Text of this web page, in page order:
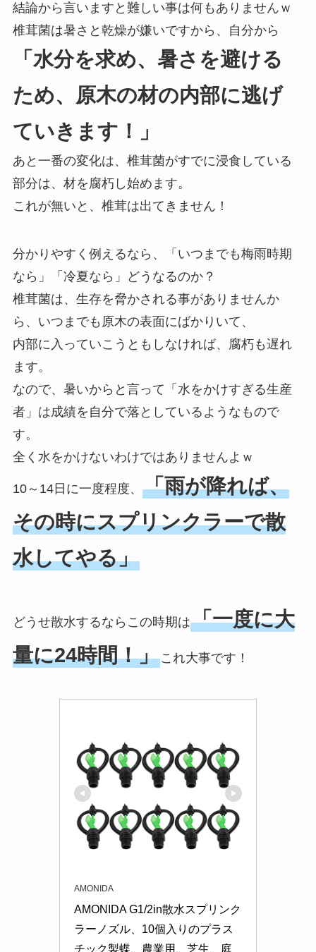
結論から言いますと難しい事は何もありませんｗ
椎茸菌は暑さと乾燥が嫌いですから、自分から
「水分を求め、暑さを避ける
ため、原木の材の内部に逃げ
ていきます！」
あと一番の変化は、椎茸菌がすでに浸食している
部分は、材を腐朽し始めます。
これが無いと、椎茸は出てきません！
分かりやすく例えるなら、「いつまでも梅雨時期
なら」「冷夏なら」どうなるのか？
椎茸菌は、生存を脅かされる事がありませんか
ら、いつまでも原木の表面にばかりいて、
内部に入っていこうともしなければ、腐朽も遅れ
ます。
なので、暑いからと言って「水をかけすぎる生産
者」は成績を自分で落としているようなもので
す。
全く水をかけないわけではありませんよｗ
10～14日に一度程度、 「雨が降れば、
その時にスプリンクラーで散
水してやる」
どうせ散水するならこの時期は「一度に大
量に24時間！」これ大事です！
AMONIDA
AMONIDA G1/2in散水スプリンク
ラーノズル、10個入りのプラス
チック製蝶、農業用、芝生、庭